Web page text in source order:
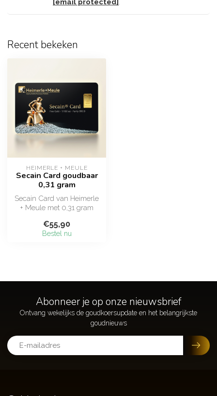
[email protected].
Recent bekeken
HEIMERLE + MEULE
Secain Card goudbaar
0,31 gram
Secain Card van Heimerle
+ Meule met 0,31 gram
1/100 ...
€55,90
Bestel nu
Abonneer je op onze nieuwsbrief